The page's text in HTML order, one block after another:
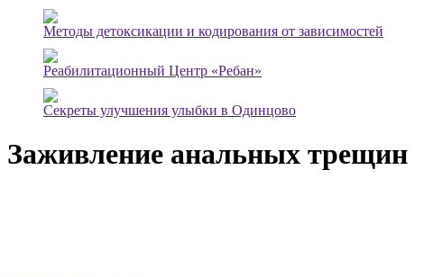
Методы детоксикации и кодирования от зависимостей
Реабилитационный Центр «Ребан»
Секреты улучшения улыбки в Одинцово
Заживление анальных трещин